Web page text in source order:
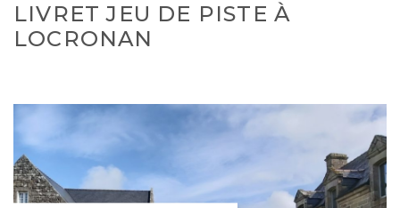
LIVRET JEU DE PISTE À
LOCRONAN